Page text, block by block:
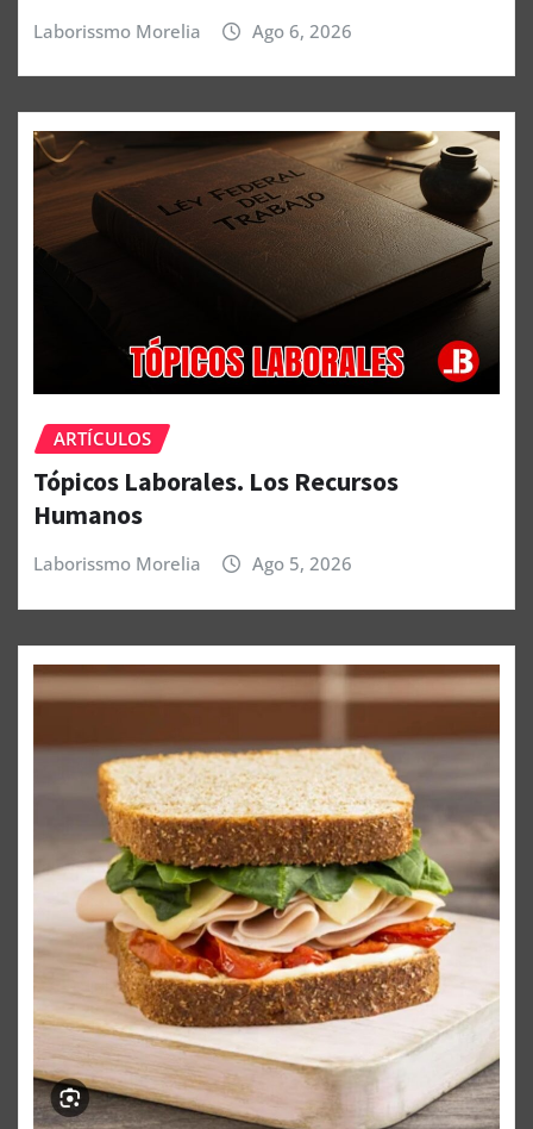
Laborissmo Morelia Ago 6, 2026
ARTÍCULOS
Tópicos Laborales. Los Recursos
Humanos
Laborissmo Morelia Ago 5, 2026